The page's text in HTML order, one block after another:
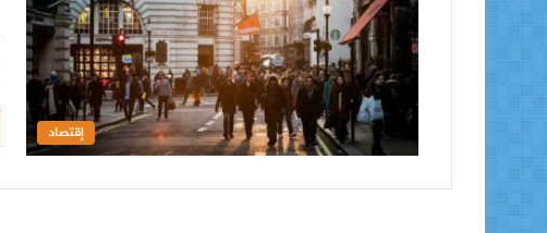
إقتصاد